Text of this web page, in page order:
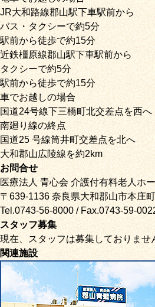
JR大和路線郡山駅下車駅前から
バス・タクシーで約5分
駅前から徒歩で約15分
近鉄橿原線郡山駅下車駅前から
タクシーで約5分
駅前から徒歩で約15分
車でお越しの場合
国道24号線下三橋町北交差点を西へ
南廻り線の終点
国道25 号線筒井町交差点を北へ
大和郡山広陵線を約2km
お問合せ
医療法人 青心会 介護付有料老人ホ
〒639-1136 奈良県大和郡山市本庄
Tel.0743-56-8000 / Fax.0743-59-
スタッフ募集
現在、スタッフは募集しておりませ
関連施設